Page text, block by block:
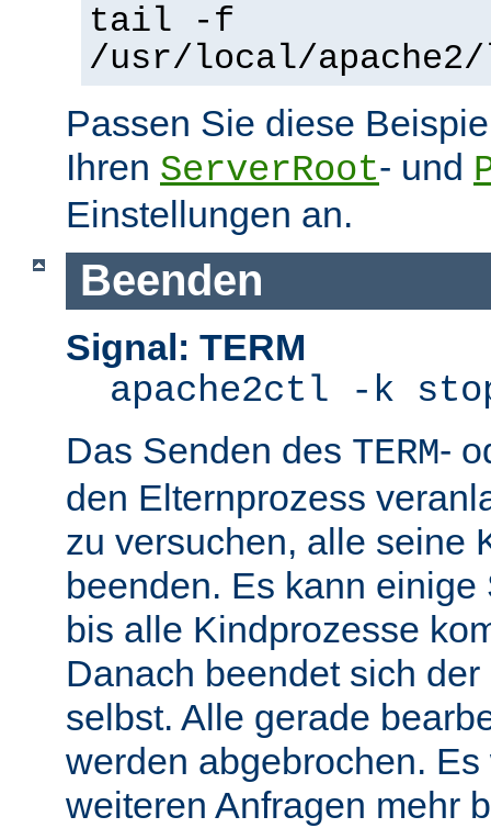
tail -f
/usr/local/
Passen Sie diese
Ihren ServerRoot- und
Einstellungen an.
Beenden
Signal: TERM
apache2ctl -k
Das Senden des TERM-
den Elternprozess
zu versuchen, alle seine
beenden. Es kann
bis alle Kindprozesse
Danach beendet sich
selbst. Alle gerade
werden abgebrochen.
weiteren Anfragen mehr